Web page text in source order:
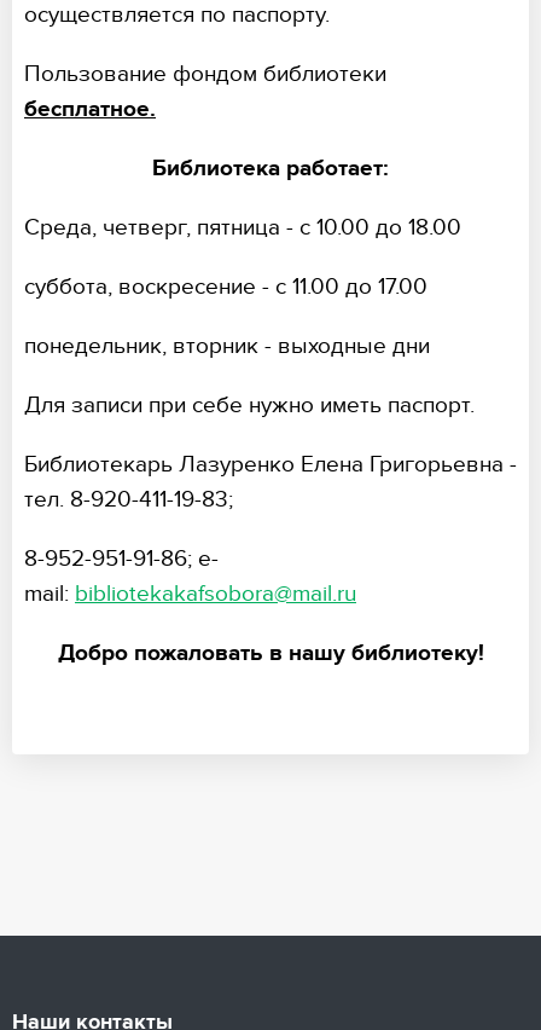
осуществляется по паспорту.
Пользование фондом библиотеки
бесплатное.
Библиотека работает:
Среда, четверг, пятница - с 10.00 до 18.00
суббота, воскресение - с 11.00 до 17.00
понедельник, вторник - выходные дни
Для записи при себе нужно иметь паспорт.
Библиотекарь Лазуренко Елена Григорьевна -
тел. 8-920-411-19-83;
8-952-951-91-86; e-
mail: bibliotekakafsobora@mail.ru
Добро пожаловать в нашу библиотеку!
Наши контакты